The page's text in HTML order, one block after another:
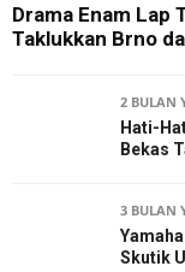
Drama Enam Lap
Taklukkan Brno
2 BULAN
Hati-
Bekas
3 BULAN
Skutik